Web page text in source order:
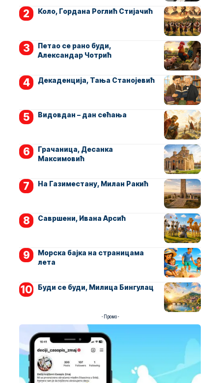
Коло, Гордана Роглић Стијачић
Петао се рано буди,
Александар Чотрић
Декаденција, Тања Станојевић
Видовдан – дан сећања
Грачаница, Десанка
Максимовић
На Газиместану, Милан Ракић
Савршени, Ивана Арсић
Морска бајка на страницама
лета
Буди се буди, Милица Бингулац
- Промо -